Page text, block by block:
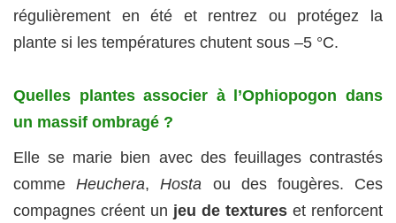
régulièrement en été et rentrez ou protégez la
plante si les températures chutent sous –5 °C.
Quelles plantes associer à l’Ophiopogon dans
un massif ombragé ?
Elle se marie bien avec des feuillages contrastés
commeHeuchera,Hosta ou des fougères. Ces
compagnes créent un jeu de textures et renforcent